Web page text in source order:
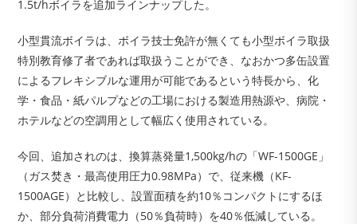
1.5t/hボイラを追加ラインナップした。
小型貫流ボイラは、ボイラ技士免許が無くても小型ボイラ取扱
特別教育修了者であれば取扱うことができ、なおかつ多缶設置
によるフレキシブルな運用が可能であるという特長から、化
学・食品・紙パルプなどの工場における製造用熱源や、病院・
ホテルなどの空調用として幅広く使用されている。
今回、追加されのは、換算蒸発量1,500kg/hの「WF-1500GE」
（ガス焚き・最高使用圧力0.98MPa）で、従来機（KF-
1500AGE）と比較し、設置面積を約10％コンパクトにするほ
か、部分負荷消費電力（50％負荷時）を40％低減している。